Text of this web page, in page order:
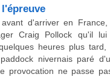
d'arriver en France,
Craig Pollock qu'il
heures plus tard,
nivernais paré
provocation ne passe